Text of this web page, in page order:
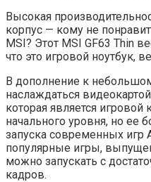
Высокая
корпус — кому не
MSI? Этот MSI GF63 Thin
что это игровой ноутбук,
В дополнение к
наслаждаться
которая является игровой
начального уровня, но ее
запуска современных игр
популярные игры,
можно запускать с
кадров.